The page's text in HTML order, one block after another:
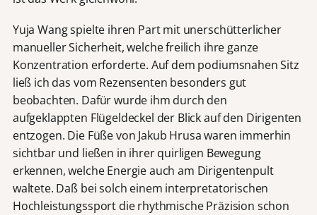
Yuja Wang spielte ihren Part mit unerschütterlicher
manueller Sicherheit, welche freilich ihre ganze
Konzentration erforderte. Auf dem podiumsnahen Sitz
ließ ich das vom Rezensenten besonders gut
beobachten. Dafür wurde ihm durch den
aufgeklappten Flügeldeckel der Blick auf den Dirigenten
entzogen. Die Füße von Jakub Hrusa waren immerhin
sichtbar und ließen in ihrer quirligen Bewegung
erkennen, welche Energie auch am Dirigentenpult
waltete. Daß bei solch einem interpretatorischen
Hochleistungssport die rhythmische Präzision schon